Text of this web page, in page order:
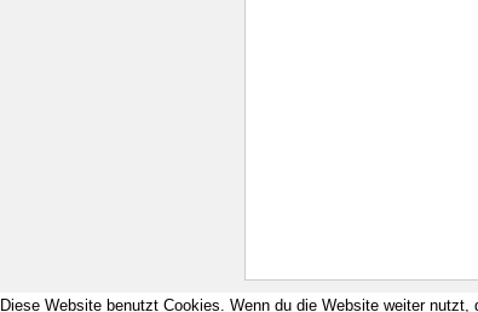
Diese Website benutzt Cookies. Wenn du die Website weiter